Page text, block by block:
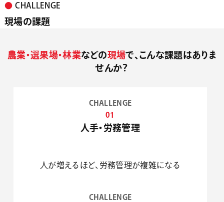
● CHALLENGE
現場の課題
農業・選果場・林業などの現場で、こんな課題はありま
せんか？
CHALLENGE
01
人手・労務管理
人が増えるほど、労務管理が複雑になる
CHALLENGE